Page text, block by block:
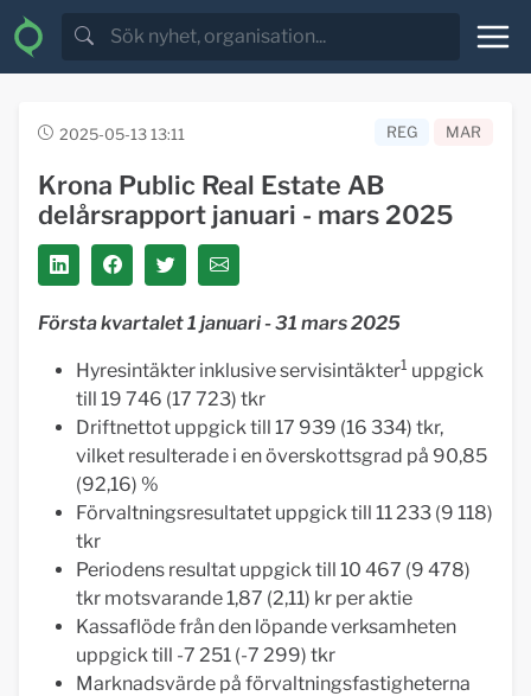
2025-05-13 13:11 REG MAR
Krona Public Real Estate AB
delårsrapport januari - mars 2025
Första kvartalet 1 januari - 31 mars 2025
Hyresintäkter inklusive servisintäkter1 uppgick
till 19 746 (17 723) tkr
Driftnettot uppgick till 17 939 (16 334) tkr,
vilket resulterade i en överskottsgrad på 90,85
(92,16) %
Förvaltningsresultatet uppgick till 11 233 (9 118)
tkr
Periodens resultat uppgick till 10 467 (9 478)
tkr motsvarande 1,87 (2,11) kr per aktie
Kassaflöde från den löpande verksamheten
uppgick till -7 251 (-7 299) tkr
Marknadsvärde på förvaltningsfastigheterna